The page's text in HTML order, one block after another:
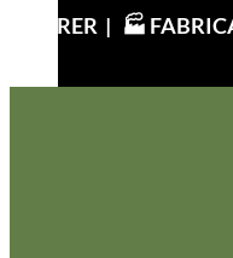
DURER | 🏭